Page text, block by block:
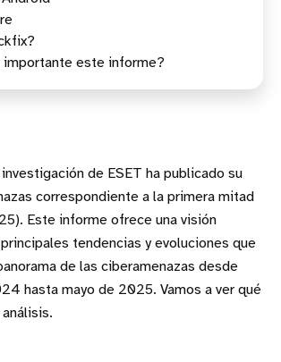
un ataque Clickfix?
importante este informe?
de ESET ha publicado su
correspondiente a la primera mitad
Este informe ofrece una visión
tendencias y evoluciones que
de las ciberamenazas desde
hasta mayo de 2025. Vamos a ver qué